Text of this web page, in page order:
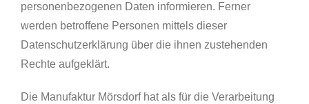
personenbezogenen Daten informieren. Ferner
werden betroffene Personen mittels dieser
Datenschutzerklärung über die ihnen zustehenden
Rechte aufgeklärt.
Die Manufaktur Mörsdorf hat als für die Verarbeitung